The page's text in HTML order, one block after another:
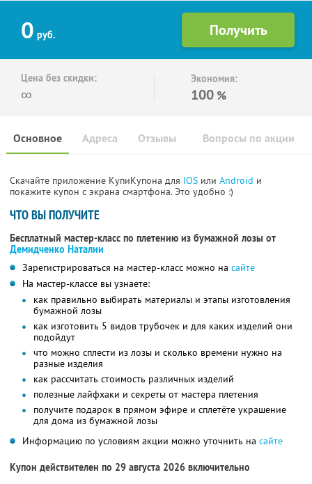
0 руб.
Цена без скидки:
∞
Экономия:
100 %
Основное Отзывы Вопросы по акции
Адреса
Скачайте приложение КупиКупона для IOS или Android и
покажите купон с экрана смартфона. Это удобно :)
ЧТО ВЫ ПОЛУЧИТЕ
Бесплатный мастер-класс по плетению из бумажной лозы от
Демидченко Наталии
Зарегистрироваться на мастер-класс можно на сайте
На мастер-классе вы узнаете:
как правильно выбирать материалы и этапы изготовления
бумажной лозы
как изготовить 5 видов трубочек и для каких изделий они
подойдут
что можно сплести из лозы и сколько времени нужно на
разные изделия
как рассчитать стоимость различных изделий
полезные лайфхаки и секреты от мастера плетения
получите подарок в прямом эфире и сплетёте украшение
для дома из бумажной лозы
Информацию по условиям акции можно уточнить на сайте
Купон действителен по 29 августа 2026 включительно